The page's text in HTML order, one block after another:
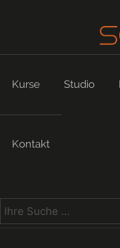
Kurse Studio
Kontakt